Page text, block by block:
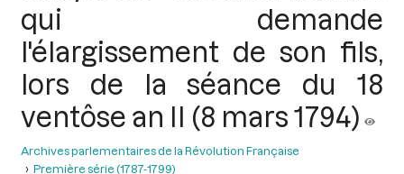
qui demande
l'élargissement de son fils,
lors de la séance du 18
ventôse an II (8 mars 1794)
Archives parlementaires de la Révolution Française
Première série (1787-1799)